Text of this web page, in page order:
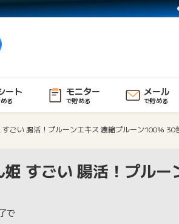
ート
る
モニター
で貯める
メール
で貯める
ごい 腸活！プルーンエキス 濃縮プルーン100% 30
すごい 腸活！プル
で